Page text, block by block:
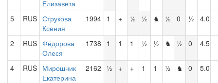
Елизавета
5 RUS Струкова
Ксения
1994 1 + ½ ½ ♞ ½ 0 ½ 4.0
2 RUS Фёдорова
Олеся
1738 1 1 1 ½ ½ ♞ ½ 0 4.5
4 RUS Мирошник
Екатерина
2162 ½ + + 1 1 ½ ♞ 0 5.0